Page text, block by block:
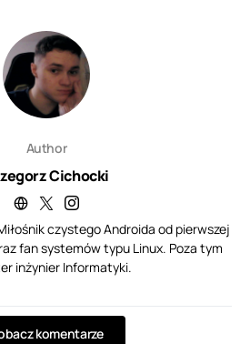
Author
Cichocki
czystego Androida od pierwszej
fan systemów typu Linux. Poza tym
inżynier Informatyki.
komentarze